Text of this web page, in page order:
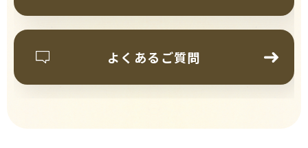
よくあるご質問